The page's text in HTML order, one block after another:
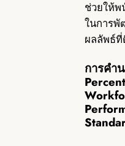
ช่วยให้พ
ในการพั
ผลลัพธ์ที่
การคำ